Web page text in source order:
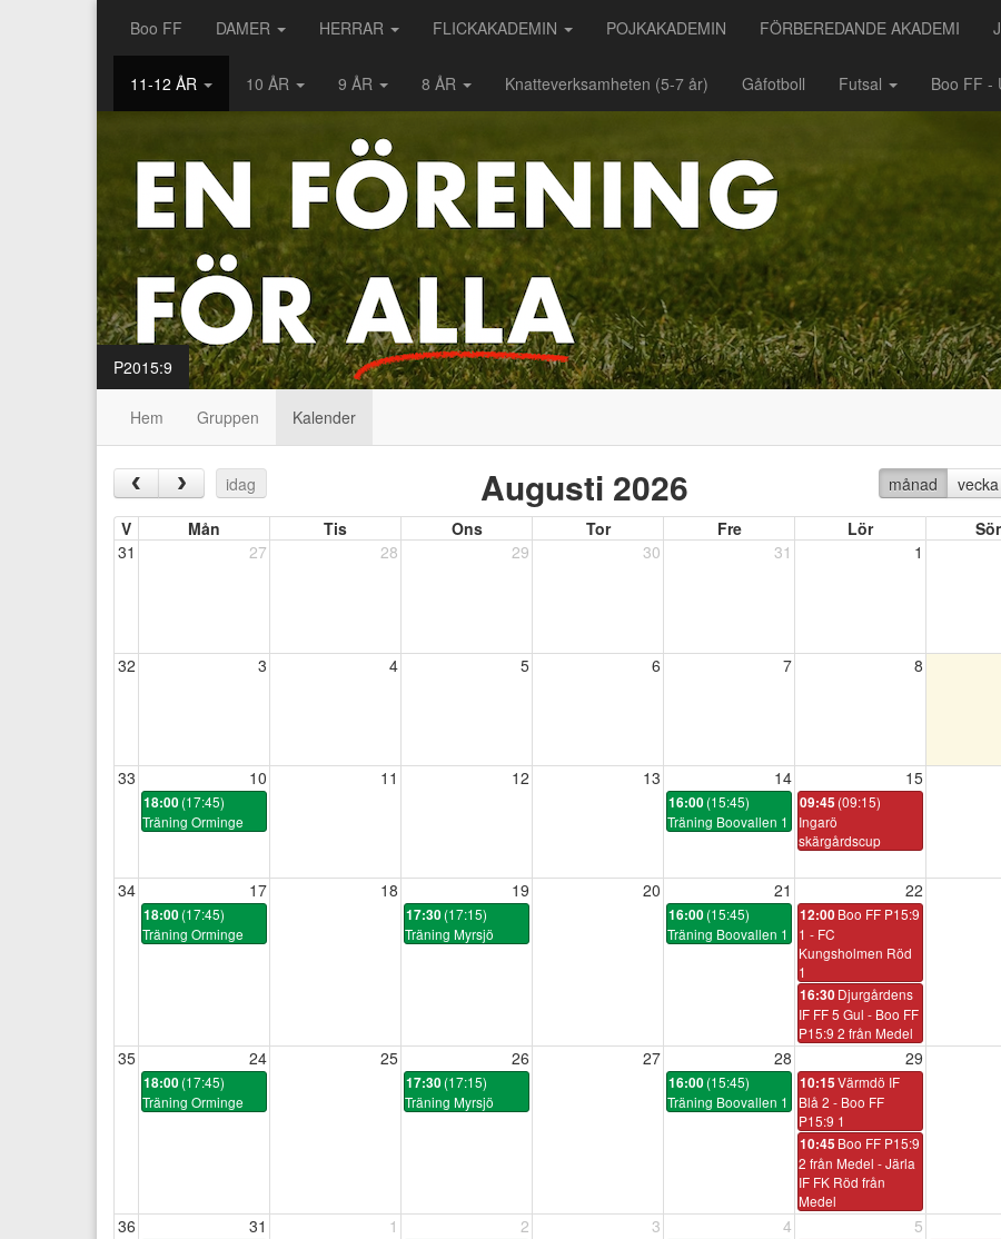
Boo FF DAMER HERRAR FLICKAKADEMIN POJKAKADEMIN FÖRBEREDANDE AKADEMI
11-12 ÅR 10 ÅR 9 ÅR 8 ÅR Knatteverksamheten (5-7 år) Gåfotboll Futsal Boo FF -
P2015:9
Hem Gruppen Kalender
‹ › idag Augusti 2026 månad vecka
09:45 (09:15)
Ingarö
skärgårdscup
12:00Boo FF P15:9
1 - FC
Kungsholmen Röd
1
16:30Djurgårdens
IF FF 5 Gul - Boo FF
P15:9 2 från Medel
10:15Värmdö IF
Blå 2 - Boo FF
P15:9 1
10:45 Boo FF P15:9
2 från Medel - Järla
IF FK Röd från
Medel
18:00(17:45)
Träning Orminge
16:00(15:45)
Träning Boovallen 1
18:00(17:45)
Träning Orminge
17:30(17:15)
Träning Myrsjö
16:00(15:45)
Träning Boovallen 1
18:00(17:45)
Träning Orminge
17:30(17:15)
Träning Myrsjö
16:00(15:45)
Träning Boovallen 1
V Mån Tis Ons Tor Fre Lör
31
27 28 29 30 31 1
32 3 4 5 6 7 8
33 10 11 12 13 14 15
34 17 18 19 20 21 22
35 24 25 26 27 28 29
36 31 1 2 3 4 5